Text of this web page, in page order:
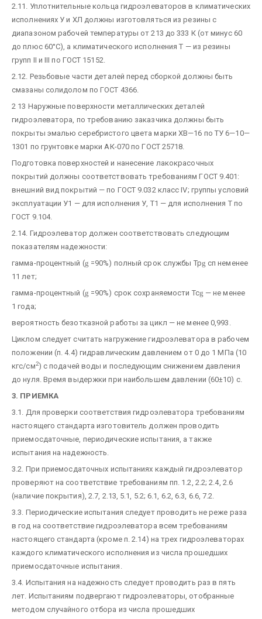
2.11. Уплотнительные кольца гидроэлеваторов в климатических
исполнениях У и ХЛ должны изготовляться из резины с
диапазоном рабочей температуры от 213 до 333 К (от минус 60
до плюс 60°С), а климатического исполнения Т — из резины
групп II и III по ГОСТ 15152.
2.12. Резьбовые части деталей перед сборкой должны быть
смазаны солидолом по ГОСТ 4366.
2 13 Наружные поверхности металлических деталей
гидроэлеватора, по требованию заказчика должны быть
покрыты эмалью серебристого цвета марки ХВ—16 по ТУ 6—10—
1301 по грунтовке марки АК-070 по ГОСТ 25718.
Подготовка поверхностей и нанесение лакокрасочных
покрытий должны соответствовать требованиям ГОСТ 9.401:
внешний вид покрытий — по ГОСТ 9.032 класс IV; группы условий
эксплуатации У1 — для исполнения У, Т1 — для исполнения Т по
ГОСТ 9.104.
2.14. Гидроэлеватор должен соответствовать следующим
показателям надежности:
гамма-процентный (g =90%) полный срок службы Трg сп неменее
11 лет;
гамма-процентный (g =90%) срок сохраняемости Тсg — не менее
1 года;
вероятность безотказной работы за цикл — не менее 0,993.
Циклом следует считать нагружение гидроэлеватора в рабочем
положении (п. 4.4) гидравлическим давлением от 0 до 1 МПа (10
кгс/см2) с подачей воды и последующим снижением давления
до нуля. Время выдержки при наибольшем давлении (60±10) с.
3. ПРИЕМКА
3.1. Для проверки соответствия гидроэлеватора требованиям
настоящего стандарта изготовитель должен проводить
приемосдаточные, периодические испытания, а также
испытания на надежность.
3.2. При приемосдаточных испытаниях каждый гидроэлеватор
проверяют на соответствие требованиям пп. 1.2, 2.2; 2.4, 2.6
(наличие покрытия), 2.7, 2.13, 5.1, 5.2; 6.1, 6.2, 6.3, 6.6, 7.2.
3.3. Периодические испытания следует проводить не реже раза
в год на соответствие гидроэлеватора всем требованиям
настоящего стандарта (кроме п. 2.14) на трех гидроэлеваторах
каждого климатического исполнения из числа прошедших
приемосдаточные испытания.
3.4. Испытания на надежность следует проводить раз в пять
лет. Испытаниям подвергают гидроэлеваторы, отобранные
методом случайного отбора из числа прошедших